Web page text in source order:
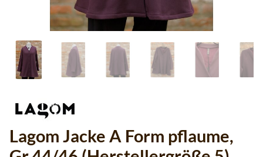
Lagom Jacke A Form pflaume,